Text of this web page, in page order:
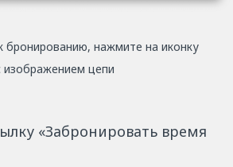
бронированию, нажмите на иконку
изображением цепи
«‎Забронировать время